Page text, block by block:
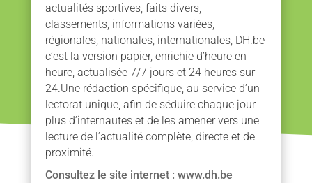
actualités sportives, faits divers,
classements, informations variées,
régionales, nationales, internationales, DH.be
c’est la version papier, enrichie d’heure en
heure, actualisée 7/7 jours et 24 heures sur
24.Une rédaction spécifique, au service d’un
lectorat unique, afin de séduire chaque jour
plus d’internautes et de les amener vers une
lecture de l’actualité complète, directe et de
proximité.
Consultez le site internet : www.dh.be